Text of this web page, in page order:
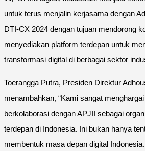
untuk terus menjalin kerjasama dengan
DTI-CX 2024 dengan tujuan mendorong
menyediakan platform terdepan untuk
transformasi digital di berbagai sektor
Toerangga Putra, Presiden Direktur
menambahkan, “Kami sangat
berkolaborasi dengan APJII sebagai
terdepan di Indonesia. Ini bukan hanya
membentuk masa depan digital